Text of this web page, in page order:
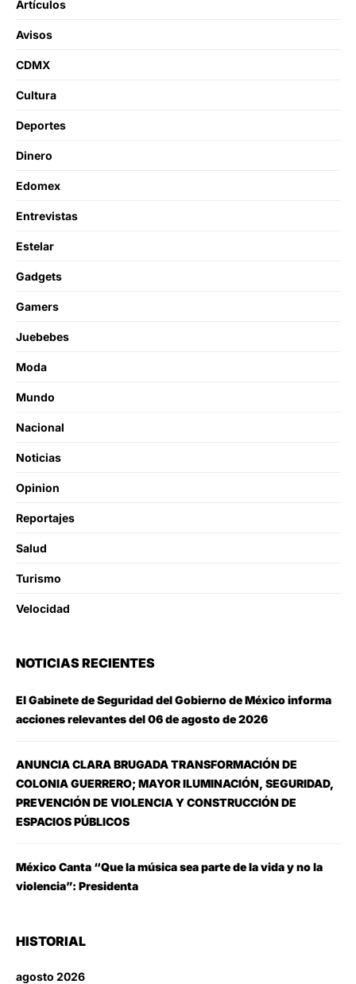
Artículos
Avisos
CDMX
Cultura
Deportes
Dinero
Edomex
Entrevistas
Estelar
Gadgets
Gamers
Juebebes
Moda
Mundo
Nacional
Noticias
Opinion
Reportajes
Salud
Turismo
Velocidad
NOTICIAS RECIENTES
El Gabinete de Seguridad del Gobierno de México informa
acciones relevantes del 06 de agosto de 2026
ANUNCIA CLARA BRUGADA TRANSFORMACIÓN DE
COLONIA GUERRERO; MAYOR ILUMINACIÓN, SEGURIDAD,
PREVENCIÓN DE VIOLENCIA Y CONSTRUCCIÓN DE
ESPACIOS PÚBLICOS
México Canta “Que la música sea parte de la vida y no la
violencia”: Presidenta
HISTORIAL
agosto 2026